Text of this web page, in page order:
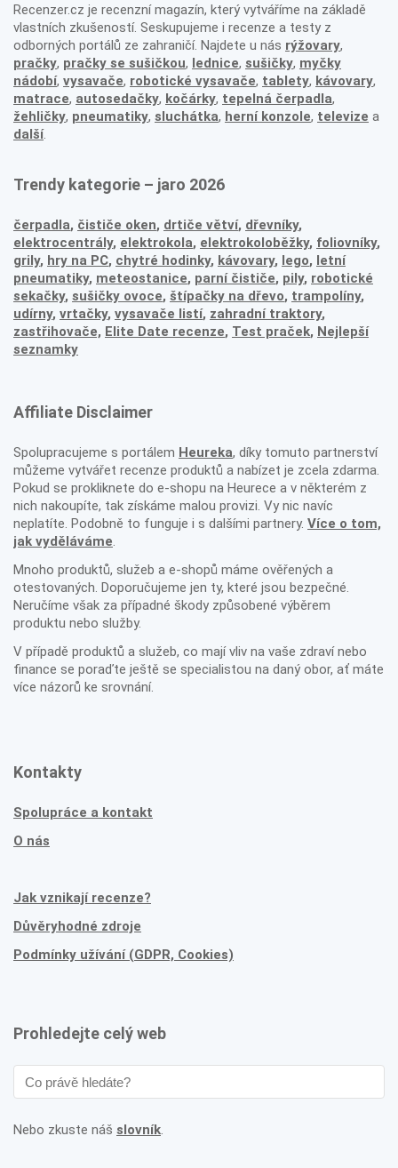
Recenzer.cz je recenzní magazín, který vytváříme na základě
vlastních zkušeností. Seskupujeme i recenze a testy z
odborných portálů ze zahraničí. Najdete u nás rýžovary,
pračky, pračky se sušičkou, lednice, sušičky, myčky
nádobí, vysavače, robotické vysavače, tablety, kávovary,
matrace, autosedačky, kočárky, tepelná čerpadla,
žehličky, pneumatiky, sluchátka, herní konzole, televize a
další.
Trendy kategorie – jaro 2026
čerpadla, čističe oken, drtiče větví, dřevníky,
elektrocentrály, elektrokola, elektrokoloběžky, foliovníky,
grily, hry na PC, chytré hodinky, kávovary, lego, letní
pneumatiky, meteostanice, parní čističe, pily, robotické
sekačky, sušičky ovoce, štípačky na dřevo, trampolíny,
udírny, vrtačky, vysavače listí, zahradní traktory,
zastřihovače, Elite Date recenze, Test praček, Nejlepší
seznamky
Affiliate Disclaimer
Spolupracujeme s portálem Heureka, díky tomuto partnerství
můžeme vytvářet recenze produktů a nabízet je zcela zdarma.
Pokud se prokliknete do e-shopu na Heurece a v některém z
nich nakoupíte, tak získáme malou provizi. Vy nic navíc
neplatíte. Podobně to funguje i s dalšími partnery. Více o tom,
jak vyděláváme.
Mnoho produktů, služeb a e-shopů máme ověřených a
otestovaných. Doporučujeme jen ty, které jsou bezpečné.
Neručíme však za případné škody způsobené výběrem
produktu nebo služby.
V případě produktů a služeb, co mají vliv na vaše zdraví nebo
finance se poraďte ještě se specialistou na daný obor, ať máte
více názorů ke srovnání.
Kontakty
Spolupráce a kontakt
O nás
Jak vznikají recenze?
Důvěryhodné zdroje
Podmínky užívání (GDPR, Cookies)
Prohledejte celý web
Nebo zkuste náš slovník.